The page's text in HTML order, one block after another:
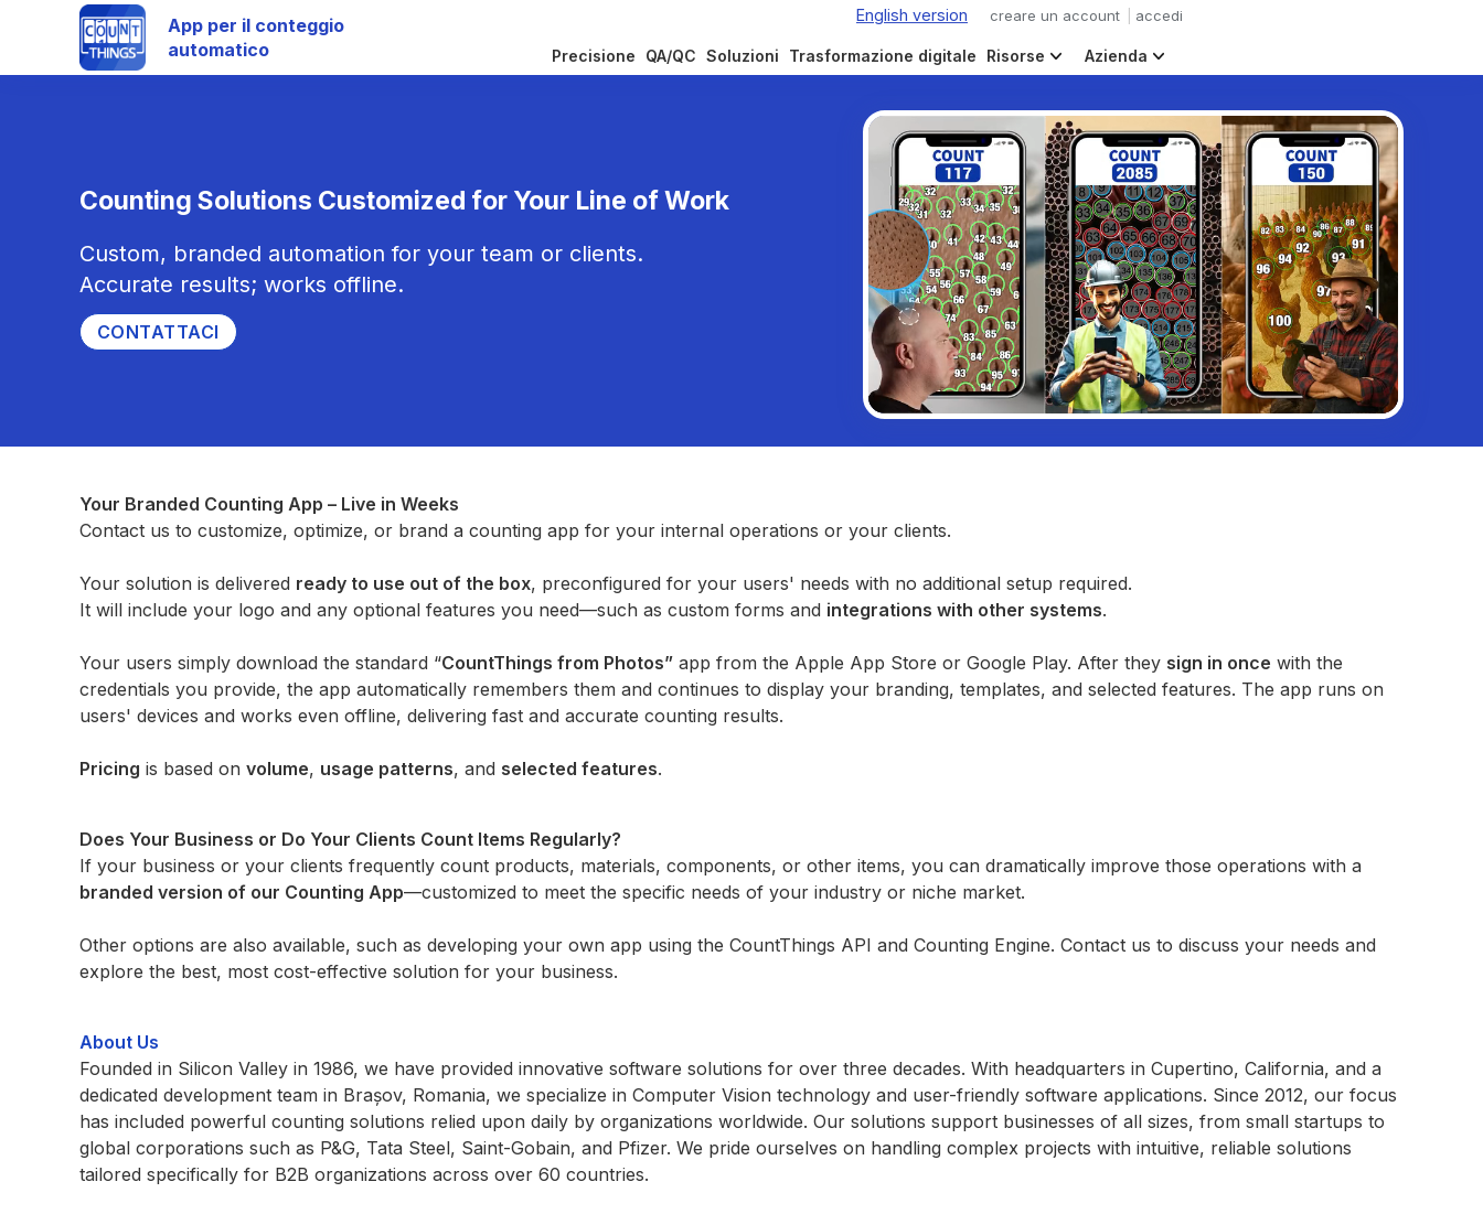
App per il conteggio
automatico
creare un account accedi
Precisione QA/QC Soluzioni Trasformazione digitale Risorse Azienda
Counting Solutions Customized for Your Line of Work
Custom, branded automation for your team or clients.
Accurate results; works offline.
CONTATTACI
Your Branded Counting App – Live in Weeks
Contact us to customize, optimize, or brand a counting app for your internal operations or your clients.
Your solution is delivered ready to use out of the box, preconfigured for your users' needs with no additional setup required.
It will include your logo and any optional features you need—such as custom forms and integrations with other systems.
Your users simply download the standard “CountThings from Photos” app from the Apple App Store or Google Play. After they sign in once with the
credentials you provide, the app automatically remembers them and continues to display your branding, templates, and selected features. The app runs on
users' devices and works even offline, delivering fast and accurate counting results.
Pricing is based on volume, usage patterns, and selected features.
Does Your Business or Do Your Clients Count Items Regularly?
If your business or your clients frequently count products, materials, components, or other items, you can dramatically improve those operations with a
branded version of our Counting App—customized to meet the specific needs of your industry or niche market.
Other options are also available, such as developing your own app using the CountThings API and Counting Engine. Contact us to discuss your needs and
explore the best, most cost-effective solution for your business.
About Us
Founded in Silicon Valley in 1986, we have provided innovative software solutions for over three decades. With headquarters in Cupertino, California, and a
dedicated development team in Brașov, Romania, we specialize in Computer Vision technology and user-friendly software applications. Since 2012, our focus
has included powerful counting solutions relied upon daily by organizations worldwide. Our solutions support businesses of all sizes, from small startups to
global corporations such as P&G, Tata Steel, Saint-Gobain, and Pfizer. We pride ourselves on handling complex projects with intuitive, reliable solutions
tailored specifically for B2B organizations across over 60 countries.